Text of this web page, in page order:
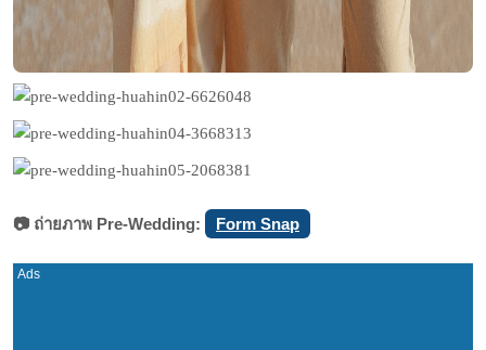
📷 ถ่ายภาพ Pre-Wedding: Form Snap